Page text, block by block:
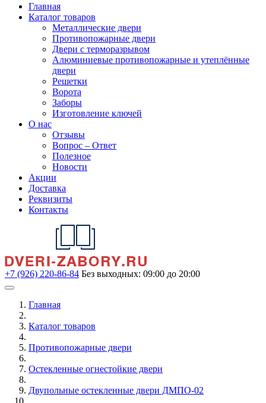
Главная
Каталог товаров
Металлические двери
Противопожарные двери
Двери с терморазрывом
Алюминиевые противопожарные и утеплённые
двери
Решетки
Ворота
Заборы
Изготовление ключей
О нас
Отзывы
Вопрос – Ответ
Полезное
Новости
Акции
Доставка
Реквизиты
Контакты
+7 (926) 220-86-84 Без выходных: 09:00 до 20:00
Главная
Каталог товаров
Противопожарные двери
Остекленные огнестойкие двери
Двупольные остекленные двери ДМПО-02